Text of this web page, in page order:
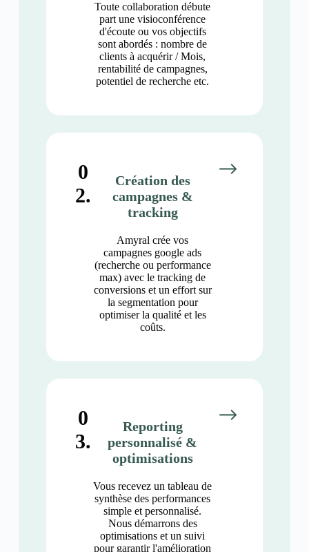
Toute collaboration débute
part une visioconférence
d'écoute ou vos objectifs
sont abordés : nombre de
clients à acquérir / Mois,
rentabilité de campagnes,
potentiel de recherche etc.
0
2.
Création des
campagnes &
tracking
Amyral crée vos
campagnes google ads
(recherche ou performance
max) avec le tracking de
conversions et un effort sur
la segmentation pour
optimiser la qualité et les
coûts.
0
3.
Reporting
personnalisé &
optimisations
Vous recevez un tableau de
synthèse des performances
simple et personnalisé.
Nous démarrons des
optimisations et un suivi
pour garantir l'amélioration